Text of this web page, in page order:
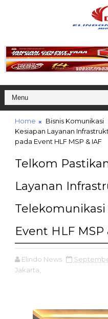
Home Bisnis Komunikasi
Kesiapan Layanan
pada Event HLF MSP & IAF
Telkom
Layanan
Event HLF MSP
Elindo News
Jakarta,